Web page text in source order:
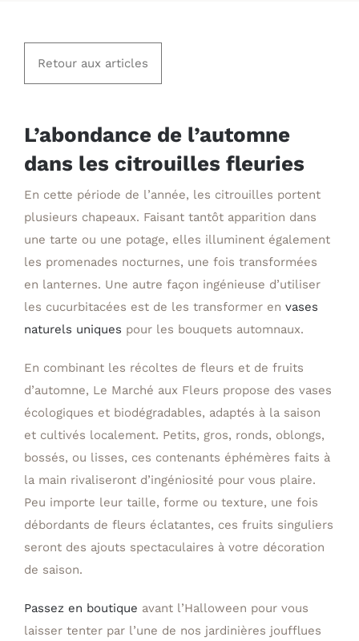
Retour aux articles
l&apos;image
L’abondance de l’automne
dans les citrouilles fleuries
En cette période de l’année, les citrouilles portent
plusieurs chapeaux. Faisant tantôt apparition dans
une tarte ou une potage, elles illuminent également
les promenades nocturnes, une fois transformées
en lanternes. Une autre façon ingénieuse d’utiliser
les cucurbitacées est de les transformer en vases
naturels uniques pour les bouquets automnaux.
En combinant les récoltes de fleurs et de fruits
d’automne, Le Marché aux Fleurs propose des vases
écologiques et biodégradables, adaptés à la saison
et cultivés localement. Petits, gros, ronds, oblongs,
bossés, ou lisses, ces contenants éphémères faits à
la main rivaliseront d’ingéniosité pour vous plaire.
Peu importe leur taille, forme ou texture, une fois
débordants de fleurs éclatantes, ces fruits singuliers
seront des ajouts spectaculaires à votre décoration
de saison.
Passez en boutique avant l’Halloween pour vous
laisser tenter par l’une de nos jardinières joufflues